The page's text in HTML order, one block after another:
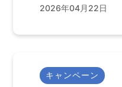
2026年04月22日
キャンペーン